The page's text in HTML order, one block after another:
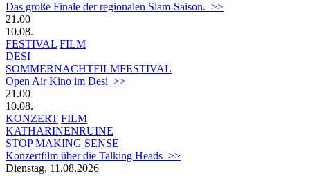
Das große Finale der regionalen Slam-Saison. >>
21.00
10.08.
FESTIVAL FILM
DESI
SOMMERNACHTFILMFESTIVAL
Open Air Kino im Desi >>
21.00
10.08.
KONZERT FILM
KATHARINENRUINE
STOP MAKING SENSE
Konzertfilm über die Talking Heads >>
Dienstag, 11.08.2026